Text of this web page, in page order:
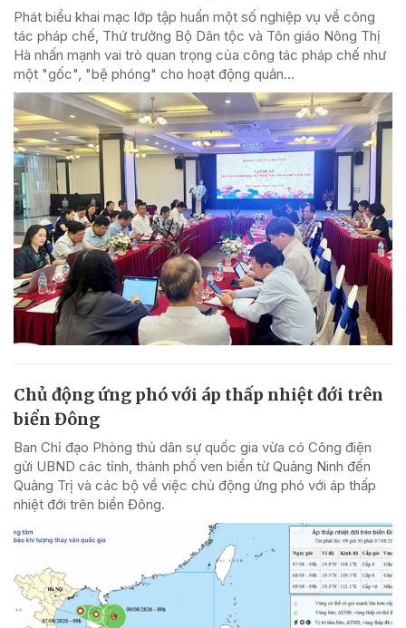
Phát biểu khai mạc lớp tập huấn một số nghiệp vụ về công
tác pháp chế, Thứ trưởng Bộ Dân tộc và Tôn giáo Nông Thị
Hà nhấn mạnh vai trò quan trọng của công tác pháp chế như
một "gốc", "bệ phóng" cho hoạt động quản...
Chủ động ứng phó với áp thấp nhiệt đới trên
biển Đông
Ban Chỉ đạo Phòng thủ dân sự quốc gia vừa có Công điện
gửi UBND các tỉnh, thành phố ven biển từ Quảng Ninh đến
Quảng Trị và các bộ về việc chủ động ứng phó với áp thấp
nhiệt đới trên biển Đông.